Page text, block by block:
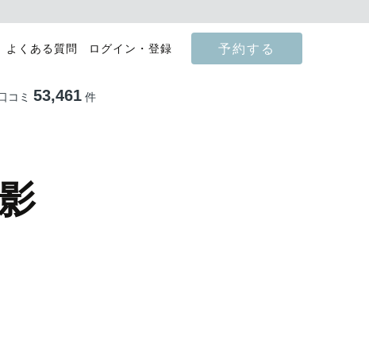
よくある質問 ログイン・登録 予約する
コミ 53,461件